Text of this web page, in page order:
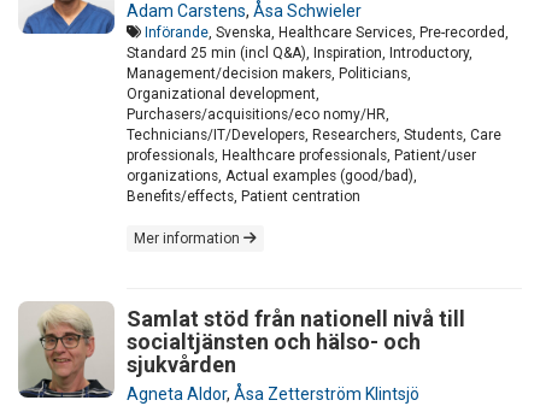
Adam Carstens, Åsa Schwieler
Införande, Svenska, Healthcare Services, Pre-recorded,
Standard 25 min (incl Q&A), Inspiration, Introductory,
Management/decision makers, Politicians,
Organizational development,
Purchasers/acquisitions/eco nomy/HR,
Technicians/IT/Developers, Researchers, Students, Care
professionals, Healthcare professionals, Patient/user
organizations, Actual examples (good/bad),
Benefits/effects, Patient centration
Mer information
Samlat stöd från nationell nivå till
socialtjänsten och hälso- och
sjukvården
Agneta Aldor, Åsa Zetterström Klintsjö